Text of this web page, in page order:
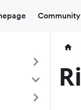
Community